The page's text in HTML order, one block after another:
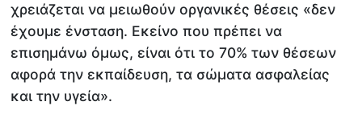
χρειάζεται να μειωθούν οργανικές θέσεις «δεν
έχουμε ένσταση. Εκείνο που πρέπει να
επισημάνω όμως, είναι ότι το 70% των θέσεων
αφορά την εκπαίδευση, τα σώματα ασφαλείας
και την υγεία».